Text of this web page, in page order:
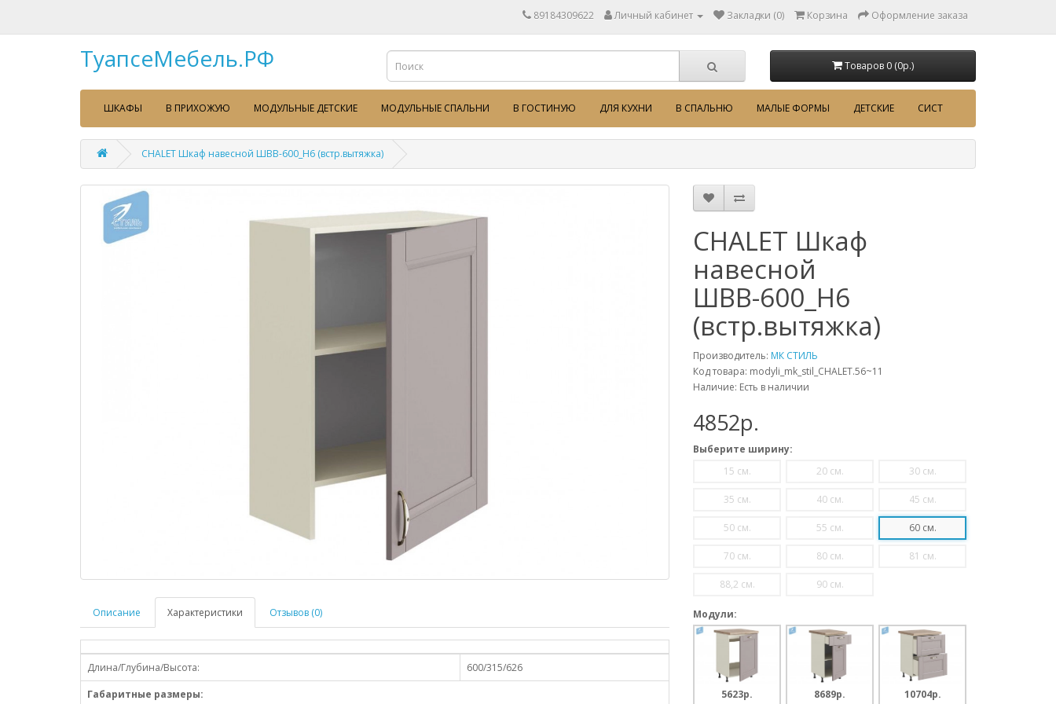
89184309622 Личный кабинет Закладки (0) Корзина Оформление заказа
ТуапсеМебель.РФ Товаров 0 (0p.)
ШКАФЫ В ПРИХОЖУЮ МОДУЛЬНЫЕ ДЕТСКИЕ МОДУЛЬНЫЕ СПАЛЬНИ В ГОСТИНУЮ ДЛЯ КУХНИ В СПАЛЬНЮ МАЛЫЕ ФОРМЫ ДЕТСКИЕ СИСТ
CHALET Шкаф навесной ШВВ-600_Н6 (встр.вытяжка)
Описание Характеристики Отзывов (0)
Длина/Глубина/Высота:
600/315/626
Габаритные размеры:
CHALET Шкаф
навесной
ШВВ-600_Н6
(встр.вытяжка)
Производитель: МК СТИЛЬ
Код товара: modyli_mk_stil_CHALET.56~11
Наличие: Есть в наличии
4852p.
Выберите ширину:
15 см.
20 см. 30 см.
35 см. 40 см. 45 см.
50 см. 55 см. 60 см.
70 см. 80 см. 81 см.
88,2 см. 90 см.
Модули:
5623p. 8689p. 10704p.